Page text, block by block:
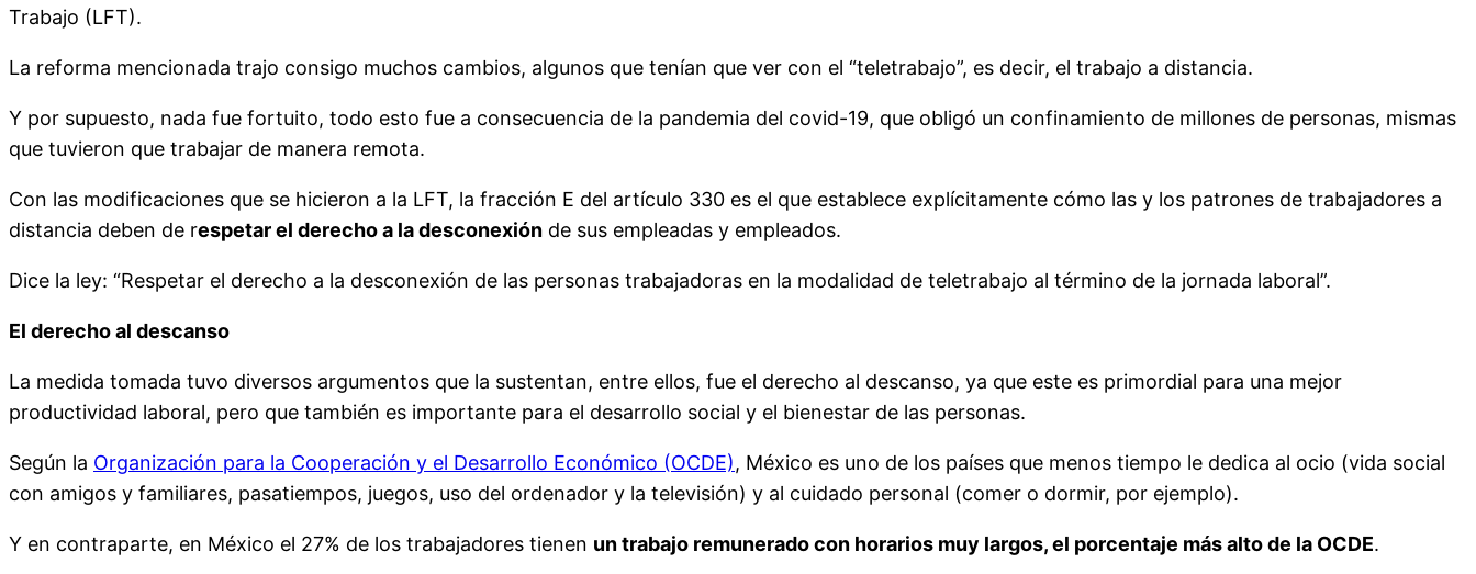
Trabajo (LFT).
La reforma mencionada trajo consigo muchos cambios, algunos que tenían que ver con el “teletrabajo”, es decir, el trabajo a distancia.
Y por supuesto, nada fue fortuito, todo esto fue a consecuencia de la pandemia del covid-19, que obligó un confinamiento de millones de personas, mismas
que tuvieron que trabajar de manera remota.
Con las modificaciones que se hicieron a la LFT, la fracción E del artículo 330 es el que establece explícitamente cómo las y los patrones de trabajadores a
distancia deben de respetar el derecho a la desconexión de sus empleadas y empleados.
Dice la ley: “Respetar el derecho a la desconexión de las personas trabajadoras en la modalidad de teletrabajo al término de la jornada laboral”.
El derecho al descanso
La medida tomada tuvo diversos argumentos que la sustentan, entre ellos, fue el derecho al descanso, ya que este es primordial para una mejor
productividad laboral, pero que también es importante para el desarrollo social y el bienestar de las personas.
Según la Organización para la Cooperación y el Desarrollo Económico (OCDE), México es uno de los países que menos tiempo le dedica al ocio (vida social
con amigos y familiares, pasatiempos, juegos, uso del ordenador y la televisión) y al cuidado personal (comer o dormir, por ejemplo).
Y en contraparte, en México el 27% de los trabajadores tienen un trabajo remunerado con horarios muy largos, el porcentaje más alto de la OCDE.